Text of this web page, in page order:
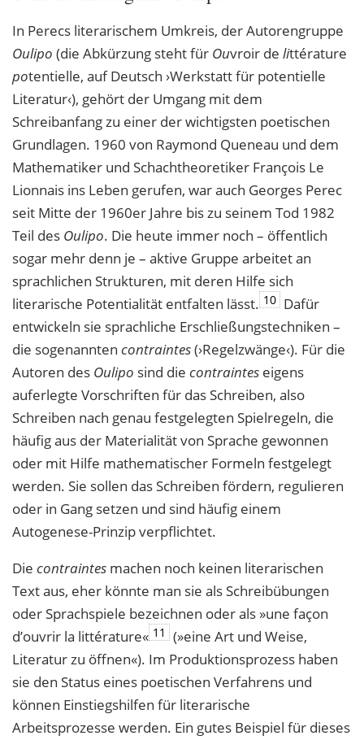
In Perecs literarischem Umkreis, der Autorengruppe
Oulipo (die Abkürzung steht für Ouvroir de littérature
potentielle, auf Deutsch ›Werkstatt für potentielle
Literatur‹), gehört der Umgang mit dem
Schreibanfang zu einer der wichtigsten poetischen
Grundlagen. 1960 von Raymond Queneau und dem
Mathematiker und Schachtheoretiker François Le
Lionnais ins Leben gerufen, war auch Georges Perec
seit Mitte der 1960er Jahre bis zu seinem Tod 1982
Teil des Oulipo. Die heute immer noch – öffentlich
sogar mehr denn je – aktive Gruppe arbeitet an
sprachlichen Strukturen, mit deren Hilfe sich
literarische Potentialität entfalten lässt. 10 Dafür
entwickeln sie sprachliche Erschließungstechniken –
die sogenannten contraintes(›Regelzwänge‹). Für die
Autoren des Oulipo sind die contraintes eigens
auferlegte Vorschriften für das Schreiben, also
Schreiben nach genau festgelegten Spielregeln, die
häufig aus der Materialität von Sprache gewonnen
oder mit Hilfe mathematischer Formeln festgelegt
werden. Sie sollen das Schreiben fördern, regulieren
oder in Gang setzen und sind häufig einem
Autogenese-Prinzip verpflichtet.
Die contraintes machen noch keinen literarischen
Text aus, eher könnte man sie als Schreibübungen
oder Sprachspiele bezeichnen oder als »une façon
d’ouvrir la littérature« 11
(»eine Art und Weise,
Literatur zu öffnen«). Im Produktionsprozess haben
sie den Status eines poetischen Verfahrens und
können Einstiegshilfen für literarische
Arbeitsprozesse werden. Ein gutes Beispiel für dieses